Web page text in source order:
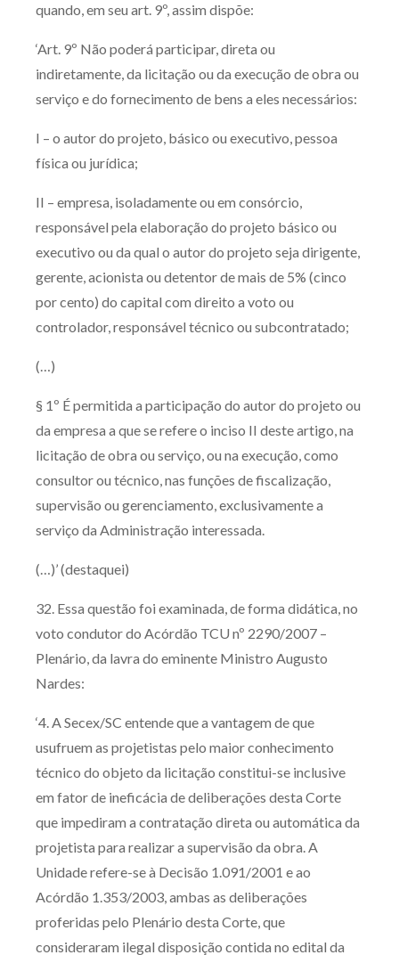
quando, em seu art. 9º, assim dispõe:
‘Art. 9º Não poderá participar, direta ou
indiretamente, da licitação ou da execução de obra ou
serviço e do fornecimento de bens a eles necessários:
I – o autor do projeto, básico ou executivo, pessoa
física ou jurídica;
II – empresa, isoladamente ou em consórcio,
responsável pela elaboração do projeto básico ou
executivo ou da qual o autor do projeto seja dirigente,
gerente, acionista ou detentor de mais de 5% (cinco
por cento) do capital com direito a voto ou
controlador, responsável técnico ou subcontratado;
(…)
§ 1º É permitida a participação do autor do projeto ou
da empresa a que se refere o inciso II deste artigo, na
licitação de obra ou serviço, ou na execução, como
consultor ou técnico, nas funções de fiscalização,
supervisão ou gerenciamento, exclusivamente a
serviço da Administração interessada.
(…)’ (destaquei)
32. Essa questão foi examinada, de forma didática, no
voto condutor do Acórdão TCU nº 2290/2007 –
Plenário, da lavra do eminente Ministro Augusto
Nardes:
‘4. A Secex/SC entende que a vantagem de que
usufruem as projetistas pelo maior conhecimento
técnico do objeto da licitação constitui-se inclusive
em fator de ineficácia de deliberações desta Corte
que impediram a contratação direta ou automática da
projetista para realizar a supervisão da obra. A
Unidade refere-se à Decisão 1.091/2001 e ao
Acórdão 1.353/2003, ambas as deliberações
proferidas pelo Plenário desta Corte, que
consideraram ilegal disposição contida no edital da